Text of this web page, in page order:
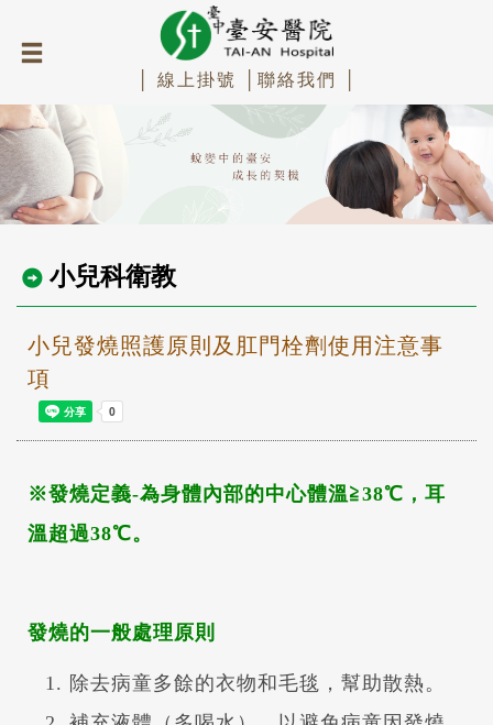
│ 線上掛號 │ 聯絡我們 │
小兒科衛教
小兒發燒照護原則及肛門栓劑使用注意事
項
※發燒定義-為身體內部的中心體溫≧38℃，耳
溫超過38℃。
發燒的一般處理原則
除去病童多餘的衣物和毛毯，幫助散熱。